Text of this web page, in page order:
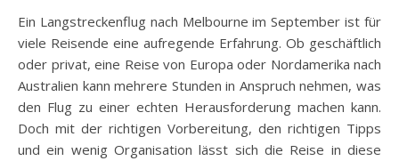
Ein Langstreckenflug nach Melbourne im September ist für
viele Reisende eine aufregende Erfahrung. Ob geschäftlich
oder privat, eine Reise von Europa oder Nordamerika nach
Australien kann mehrere Stunden in Anspruch nehmen, was
den Flug zu einer echten Herausforderung machen kann.
Doch mit der richtigen Vorbereitung, den richtigen Tipps
und ein wenig Organisation lässt sich die Reise in diese